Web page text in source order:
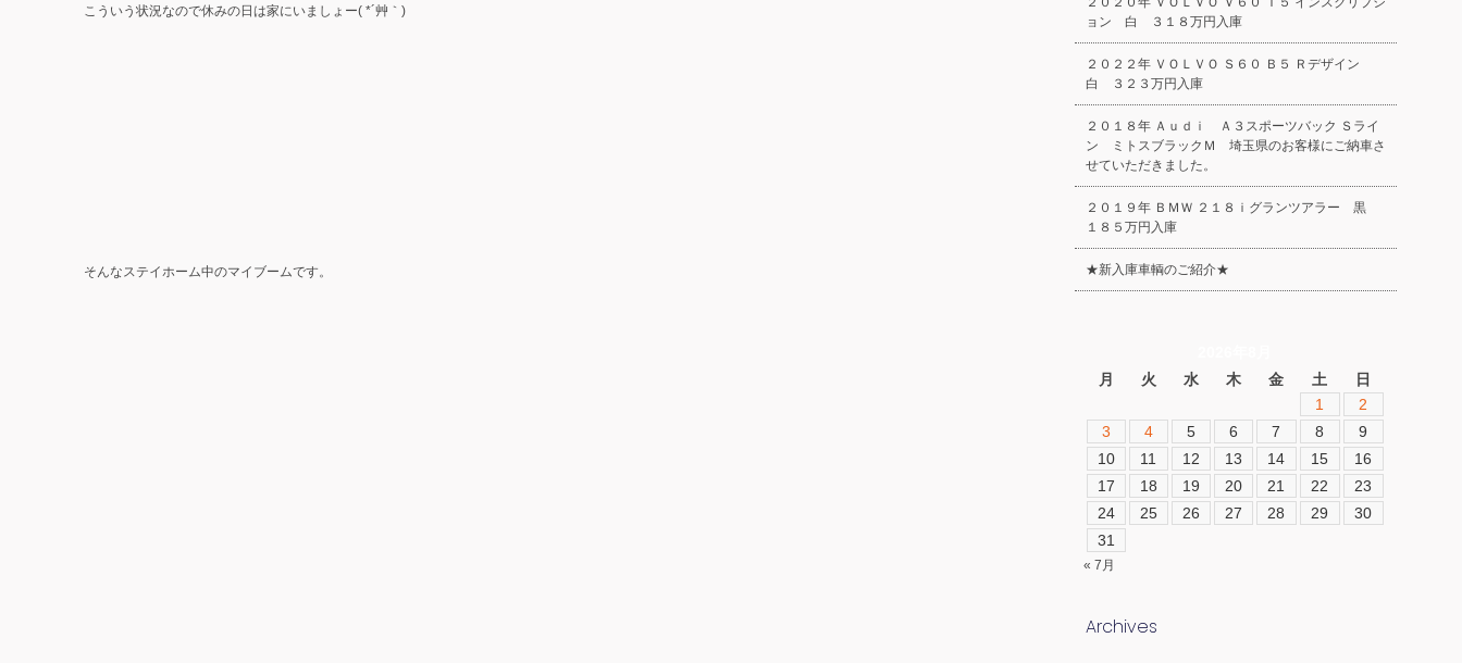
こういう状況なので休みの日は家にいましょー( *´艸｀)
そんなステイホーム中のマイブームです。
ョン 白 ３１８万円入庫
２０２２年 ＶＯＬＶＯ Ｓ６０ Ｂ５ Ｒデザイン
白 ３２３万円入庫
２０１８年 Ａｕｄｉ Ａ３スポーツバック Ｓライ
ン ミトスブラックＭ 埼玉県のお客様にご納車さ
せていただきました。
２０１９年 ＢＭＷ ２１８ｉグランツアラー 黒
１８５万円入庫
★新入庫車輌のご紹介★
月
火 水 木 金 土
日
1
2
3
4 5 6 7 8
9
10
11 12 13 14 15
16
17
18 19 20 21 22
23
24
25 26 27 28 29
30
31
« 7月
Archives